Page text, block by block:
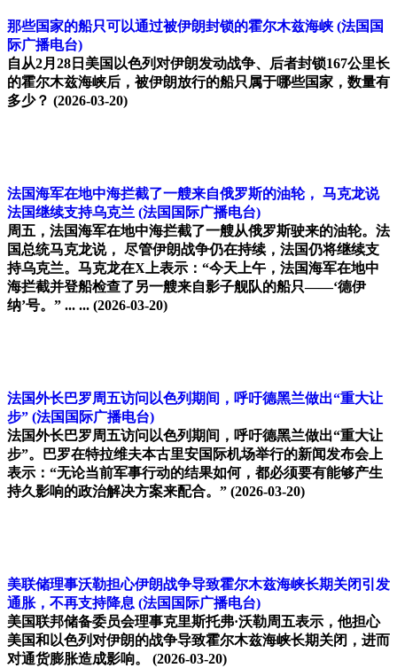
那些国家的船只可以通过被伊朗封锁的霍尔木兹海峡 (法国国
际广播电台)
自从2月28日美国以色列对伊朗发动战争、后者封锁167公里长
的霍尔木兹海峡后，被伊朗放行的船只属于哪些国家，数量有
多少？ (2026-03-20)
法国海军在地中海拦截了一艘来自俄罗斯的油轮， 马克龙说
法国继续支持乌克兰 (法国国际广播电台)
周五，法国海军在地中海拦截了一艘从俄罗斯驶来的油轮。法
国总统马克龙说， 尽管伊朗战争仍在持续，法国仍将继续支
持乌克兰。马克龙在X上表示：“今天上午，法国海军在地中
海拦截并登船检查了另一艘来自影子舰队的船只——‘德伊
纳’号。” ... ... (2026-03-20)
法国外长巴罗周五访问以色列期间，呼吁德黑兰做出“重大让
步” (法国国际广播电台)
法国外长巴罗周五访问以色列期间，呼吁德黑兰做出“重大让
步”。巴罗在特拉维夫本古里安国际机场举行的新闻发布会上
表示：“无论当前军事行动的结果如何，都必须要有能够产生
持久影响的政治解决方案来配合。” (2026-03-20)
美联储理事沃勒担心伊朗战争导致霍尔木兹海峡长期关闭引发
通胀，不再支持降息 (法国国际广播电台)
美国联邦储备委员会理事克里斯托弗·沃勒周五表示，他担心
美国和以色列对伊朗的战争导致霍尔木兹海峡长期关闭，进而
对通货膨胀造成影响。 (2026-03-20)